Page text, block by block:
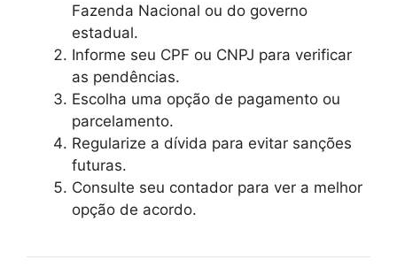
Fazenda Nacional ou do governo
estadual.
Informe seu CPF ou CNPJ para verificar
as pendências.
Escolha uma opção de pagamento ou
parcelamento.
Regularize a dívida para evitar sanções
futuras.
Consulte seu contador para ver a melhor
opção de acordo.